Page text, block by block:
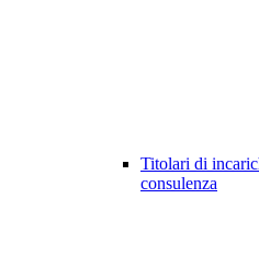
Titolari di
consulenza